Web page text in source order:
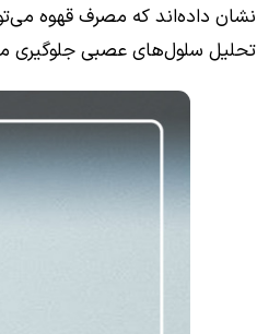
نشان داده‌اند که مصرف قهوه
تحلیل سلول‌های عصبی جلوگیری